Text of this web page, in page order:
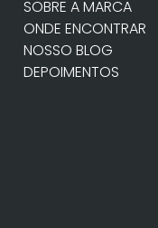
SOBRE A MARCA
ONDE ENCONTRAR
NOSSO BLOG
DEPOIMENTOS